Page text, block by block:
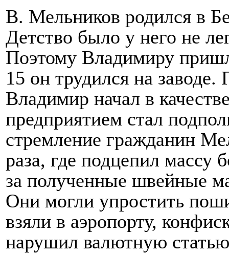
В. Мельников родился в
Детство было у него не
Поэтому Владимиру
15 он трудился на
Владимир начал в
предприятием стал
стремление гражданин
раза, где подцепил массу
за полученные швейные
Они могли упростить
взяли в аэропорту,
нарушил валютную